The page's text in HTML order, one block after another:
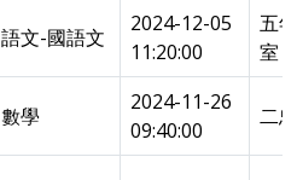
語文-國語文
2024-12-05
11:20:00
五
室
數學
2024-11-26
09:40:00
二